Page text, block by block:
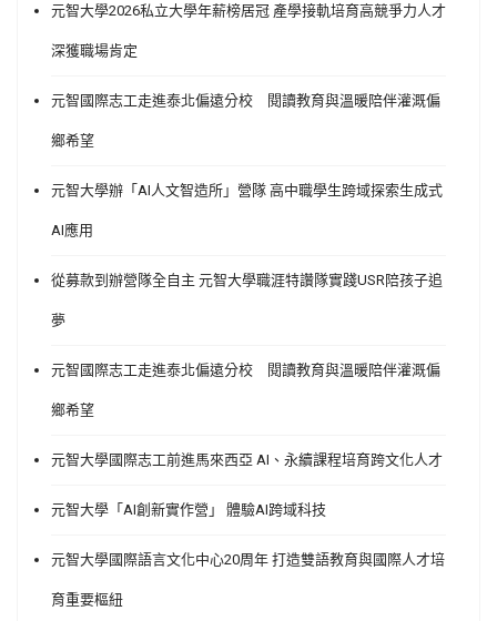
元智大學2026私立大學年薪榜居冠 產學接軌培育高競爭力人才
深獲職場肯定
元智國際志工走進泰北偏遠分校 閱讀教育與溫暖陪伴灌溉偏
鄉希望
元智大學辦「AI人文智造所」營隊 高中職學生跨域探索生成式
AI應用
從募款到辦營隊全自主 元智大學職涯特讚隊實踐USR陪孩子追
夢
元智國際志工走進泰北偏遠分校 閱讀教育與溫暖陪伴灌溉偏
鄉希望
元智大學國際志工前進馬來西亞 AI、永續課程培育跨文化人才
元智大學「AI創新實作營」 體驗AI跨域科技
元智大學國際語言文化中心20周年 打造雙語教育與國際人才培
育重要樞紐